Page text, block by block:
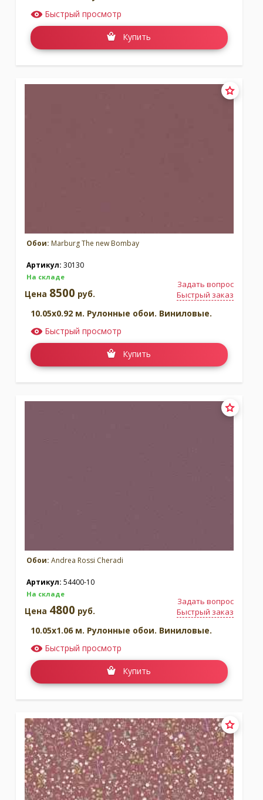
Быстрый просмотр
Купить
Обои: Marburg The new Bombay
Артикул: 30130
На складе
Задать вопрос
Быстрый заказ
Цена 8500 руб.
10.05x0.92 м. Рулонные обои. Виниловые.
Быстрый просмотр
Купить
Обои: Andrea Rossi Cheradi
Артикул: 54400-10
На складе
Задать вопрос
Быстрый заказ
Цена 4800 руб.
10.05x1.06 м. Рулонные обои. Виниловые.
Быстрый просмотр
Купить